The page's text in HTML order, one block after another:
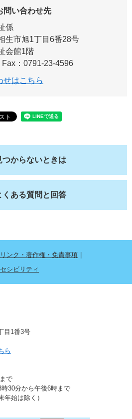
問い合わせ先
係
生市旭1丁目6番28号
会館1階
Fax：0791-23-4596
せはこちら
つからないときは
くある質問と回答
リンク・著作権・免責事項
シビリティ
目1番3号
ら
で
30分から午後6時まで
年始は除く）